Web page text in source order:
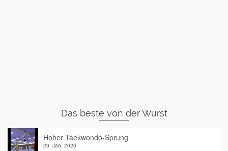
Das beste von der Wurst
Hoher Taekwondo-Sprung
29. Jan. 2020